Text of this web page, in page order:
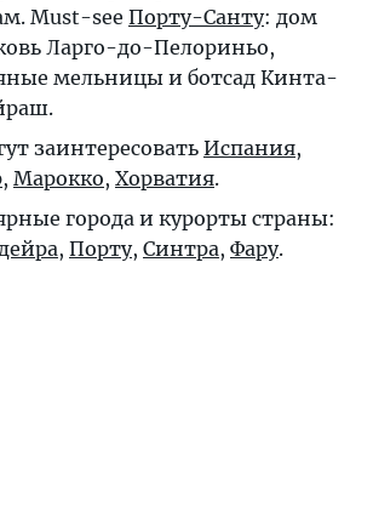
Must-see Порту-Санту: дом
Ларго-до-Пелориньо,
мельницы и ботсад Кинта-
заинтересовать Испания,
, Марокко, Хорватия.
города и курорты страны:
, Порту, Синтра, Фару.